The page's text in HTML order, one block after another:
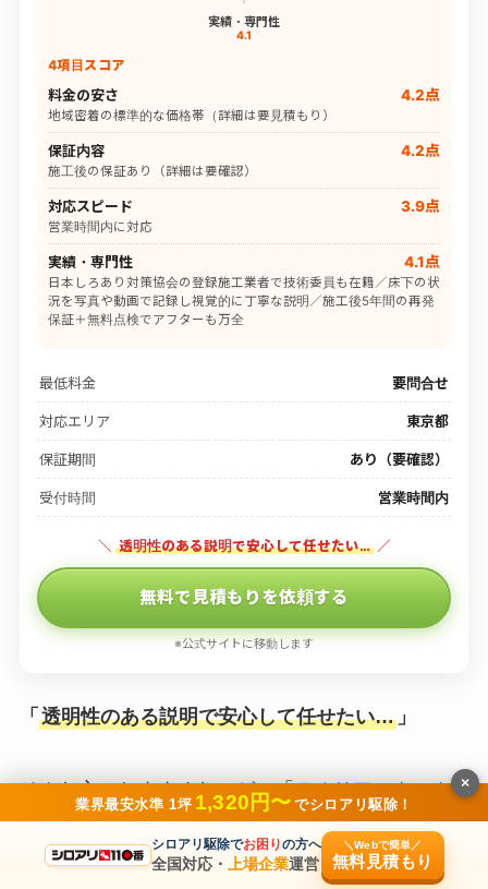
実績・専門性
4.1
4項目スコア
料金の安さ 4.2点
地域密着の標準的な価格帯（詳細は要見積もり）
保証内容 4.2点
施工後の保証あり（詳細は要確認）
対応スピード 3.9点
営業時間内に対応
実績・専門性 4.1点
日本しろあり対策協会の登録施工業者で技術委員も在籍／床下の状
況を写真や動画で記録し視覚的に丁寧な説明／施工後5年間の再発
保証＋無料点検でアフターも万全
最低料金 要問合せ
対応エリア 東京都
保証期間 あり（要確認）
受付時間 営業時間内
＼ 透明性のある説明で安心して任せたい… ／
無料で見積もりを依頼する
※公式サイトに移動します
「 透明性のある説明で安心して任せたい…」
そんな方におすすめなのが、「テオリアハウスク
リニック」です。
業界最安水準 1坪 1,320円〜 でシロアリ駆除！
シロアリ駆除でお困りの方へ
全国対応・ 上場企業運営
＼Webで簡単／
無料見積もり
×